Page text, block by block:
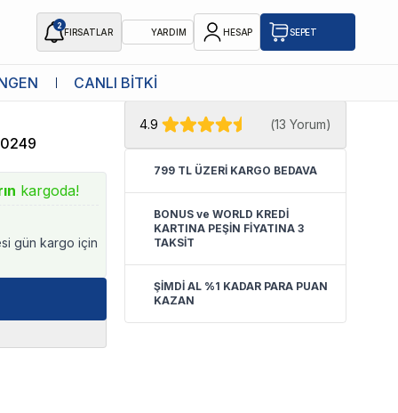
2
FIRSATLAR YARDIM HESAP SEPET
CANLI BİTKİ
300 L/h
kargoda!
gün kargo için
★ Atakan Petshop,
satıcısıdır.
4.9 (13 Yorum)
799 TL ÜZERİ KARGO BEDAVA
BONUS ve WORLD KREDİ
KARTINA PEŞİN FİYATINA 3
TAKSİT
ŞİMDİ AL %1 KADAR PARA PUAN
KAZAN